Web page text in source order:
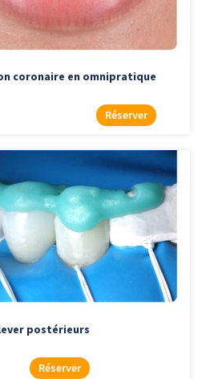
coronaire en omnipratique
Réserver
postérieurs
Réserver